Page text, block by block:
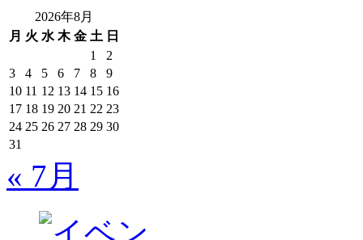
2026年8月
月 火 水 木 金 土 日
1
2
3
4 5 6 7 8
9
10 11 12 13 14 15 16
17 18 19 20 21 22 23
24 25 26 27 28 29 30
31
« 7月